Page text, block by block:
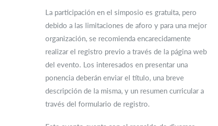
La participación en el simposio es gratuita, pero
debido a las limitaciones de aforo y para una mejor
organización, se recomienda encarecidamente
realizar el registro previo a través de la página web
del evento. Los interesados en presentar una
ponencia deberán enviar el título, una breve
descripción de la misma, y un resumen curricular a
través del formulario de registro.